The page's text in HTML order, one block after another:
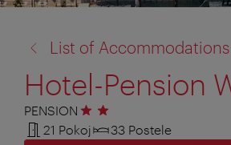
na:
List of Accommodations
Hotel-Pension
PENSION 2 hvězdičky
21 Pokoj
33 Postele